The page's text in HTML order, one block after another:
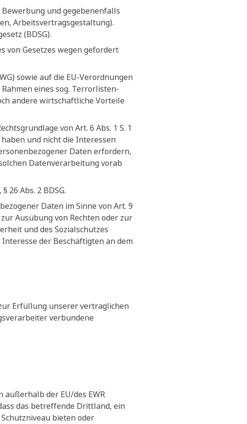
und gegebenenfalls
Arbeitsvertragsgestaltung).
(BDSG).
von Gesetzes wegen gefordert
sowie auf die EU-Verordnungen
eines sog. Terrorlisten-
andere wirtschaftliche Vorteile
von Art. 6 Abs. 1 S. 1
und nicht die Interessen
Daten erfordern,
Datenverarbeitung vorab
26 Abs. 2 BDSG.
Daten im Sinne von Art. 9
Ausübung von Rechten oder zur
und des Sozialschutzes
der Beschäftigten an dem
Erfüllung unserer vertraglichen
verbundene
der EU/des EWR
das betreffende Drittland, ein
bieten oder